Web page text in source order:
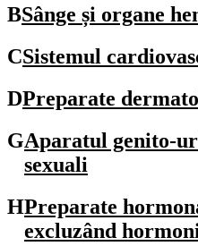
BSânge și organe
CSistemul
DPreparate
GAparatul genito-
sexuali
HPreparate
excluzând